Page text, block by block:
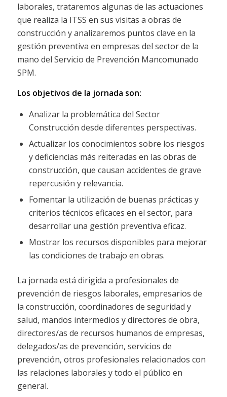
laborales, trataremos algunas de las actuaciones
que realiza la ITSS en sus visitas a obras de
construcción y analizaremos puntos clave en la
gestión preventiva en empresas del sector de la
mano del Servicio de Prevención Mancomunado
SPM.
Los objetivos de la jornada son:
Analizar la problemática del Sector
Construcción desde diferentes perspectivas.
Actualizar los conocimientos sobre los riesgos
y deficiencias más reiteradas en las obras de
construcción, que causan accidentes de grave
repercusión y relevancia.
Fomentar la utilización de buenas prácticas y
criterios técnicos eficaces en el sector, para
desarrollar una gestión preventiva eficaz.
Mostrar los recursos disponibles para mejorar
las condiciones de trabajo en obras.
La jornada está dirigida a profesionales de
prevención de riesgos laborales, empresarios de
la construcción, coordinadores de seguridad y
salud, mandos intermedios y directores de obra,
directores/as de recursos humanos de empresas,
delegados/as de prevención, servicios de
prevención, otros profesionales relacionados con
las relaciones laborales y todo el público en
general.